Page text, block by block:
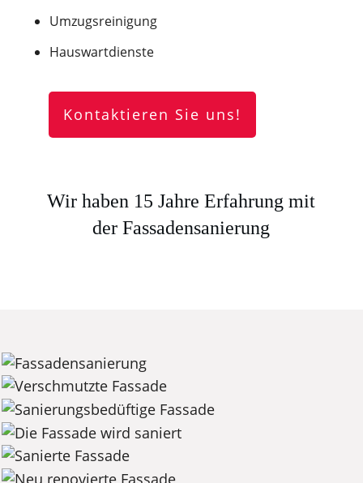
Umzugsreinigung
Hauswartdienste
Kontaktieren Sie uns!
Wir haben 15 Jahre Erfahrung mit
der Fassadensanierung